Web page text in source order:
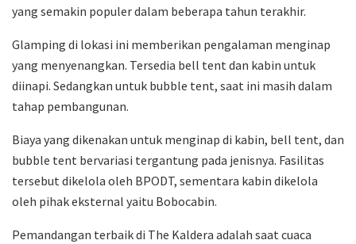
yang semakin populer dalam beberapa tahun terakhir.
Glamping di lokasi ini memberikan pengalaman menginap
yang menyenangkan. Tersedia bell tent dan kabin untuk
diinapi. Sedangkan untuk bubble tent, saat ini masih dalam
tahap pembangunan.
Biaya yang dikenakan untuk menginap di kabin, bell tent, dan
bubble tent bervariasi tergantung pada jenisnya. Fasilitas
tersebut dikelola oleh BPODT, sementara kabin dikelola
oleh pihak eksternal yaitu Bobocabin.
Pemandangan terbaik di The Kaldera adalah saat cuaca